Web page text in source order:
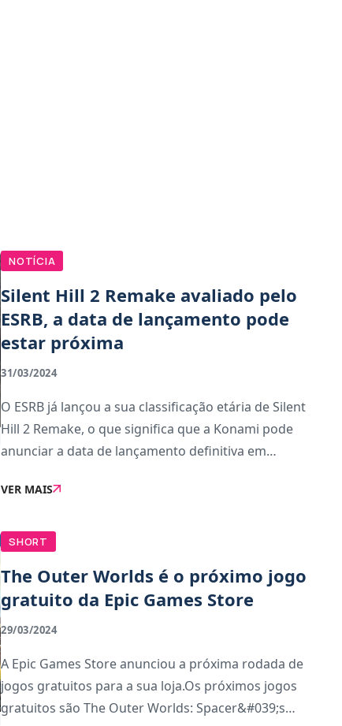
NOTÍCIA
Silent Hill 2 Remake avaliado pelo
ESRB, a data de lançamento pode
estar próxima
31/03/2024
O ESRB já lançou a sua classificação etária de Silent
Hill 2 Remake, o que significa que a Konami pode
anunciar a data de lançamento definitiva em
que analisa e atribuí classificações etá
VER MAIS
SHORT
The Outer Worlds é o próximo jogo
gratuito da Epic Games Store
29/03/2024
A Epic Games Store anunciou a próxima rodada de
jogos gratuitos para a sua loja.Os próximos jogos
gratuitos são The Outer Worlds: Spacer&#039;s